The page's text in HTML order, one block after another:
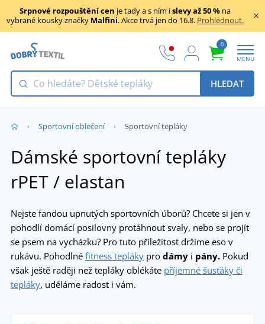
Srpnové rozpouštění cen je tady a s ním islevy až 50 % na
vybrané kousky značky Malfini. Akce trvá jen do 16.8. Prohlédnout.
0
MENU
HLEDAT
Sportovní oblečení Sportovní tepláky
Dámské sportovní tepláky
rPET / elastan
Nejste fandou upnutých sportovních úborů? Chcete si jen v
pohodlí domácí posilovny protáhnout svaly, nebo se projít
se psem na vycházku? Pro tuto příležitost držíme eso v
rukávu. Pohodlné fitness tepláky pro dámy i pány. Pokud
však ještě raději než tepláky oblékáte příjemné šusťáky či
tepláky, uděláme radost i vám.